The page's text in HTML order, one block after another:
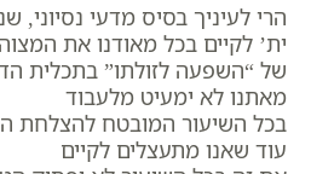
הרי לעיניך בסיס מדעי נסיוני,
ית’ לקיים בכל מאודנו את המצוה
של “השפעה לזולתו” בתכלית
מאתנו לא ימעיט מלעבוד
בכל השיעור המובטח להצלחת
עוד שאנו מתעצלים לקיים